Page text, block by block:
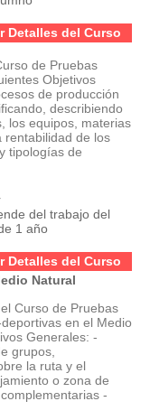
Detalles del Curso
de Pruebas
Objetivos
de producción
describiendo
los equipos, materias
rentabilidad de los
tipologías de
del trabajo del
1 año
Detalles del Curso
Natural
Curso de Pruebas
en el Medio
Generales: -
grupos,
la ruta y el
o zona de
-